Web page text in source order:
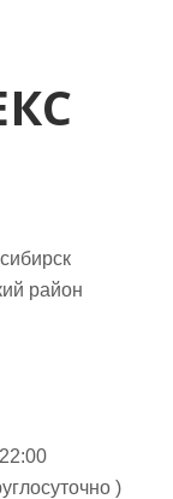
район
)